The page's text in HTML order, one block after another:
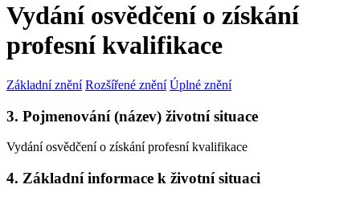
Vydání osvědčení o získání
profesní kvalifikace
Základní znění Rozšířené znění Úplné znění
3. Pojmenování (název) životní situace
Vydání osvědčení o získání profesní kvalifikace
4. Základní informace k životní situaci